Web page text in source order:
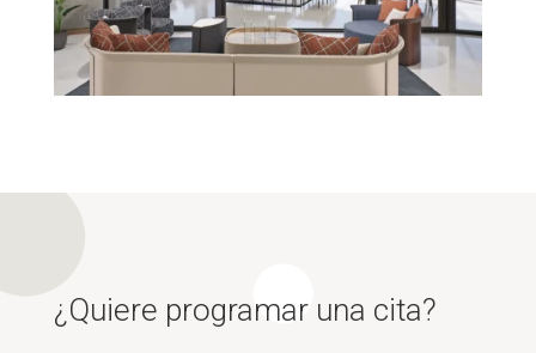
¿Quiere programar una cita?